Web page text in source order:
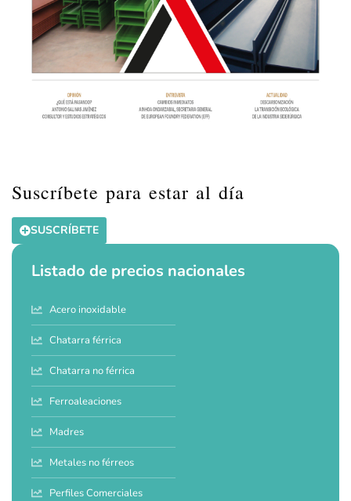
Suscríbete para estar al día
SUSCRÍBETE
Listado de precios nacionales
Acero inoxidable
Chatarra férrica
Chatarra no férrica
Ferroaleaciones
Madres
Metales no férreos
Perfiles Comerciales